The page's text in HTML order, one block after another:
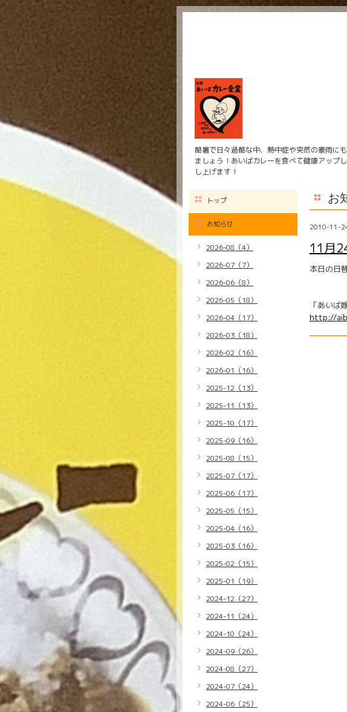
酷暑で日々過酷な中、熱中症や突然の豪雨に
ましょう！あいばカレーを食べて健康アップ
し上げます！
お
2010-11-
11月
本日の日
「あいば
http://
トップ
お知らせ
2026-08（4）
2026-07（7）
2026-06（8）
2026-05（18）
2026-04（17）
2026-03（18）
2026-02（16）
2026-01（16）
2025-12（13）
2025-11（13）
2025-10（17）
2025-09（16）
2025-08（15）
2025-07（17）
2025-06（17）
2025-05（15）
2025-04（16）
2025-03（16）
2025-02（15）
2025-01（19）
2024-12（27）
2024-11（24）
2024-10（24）
2024-09（26）
2024-08（27）
2024-07（24）
2024-06（25）